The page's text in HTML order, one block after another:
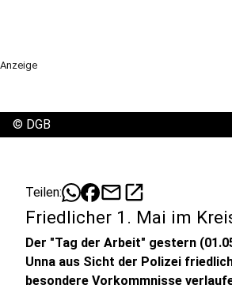
Anzeige
© DGB
Teilen: mailopen_in_new
Friedlicher 1. Mai im
Der "Tag der Arbeit" gestern
Unna aus Sicht der Polizei
besondere Vorkommnisse